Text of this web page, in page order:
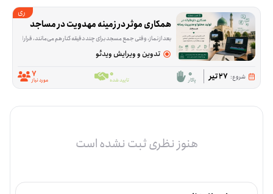
ری
همکاری موثر در زمینه مهدویت در مساجد
بعد از نماز، وقتی جمع مسجد برای چند دقیقه کنار هم می‌مانند، قرار است محتوای کوتاه و قابل فهمی درباره مهدویت پخش شود؛ محتوایی که با ویدئوپروژکتور نمایش داده می‌شود و بین ۳ تا ۱۰ دقیقه زمان می‌گیرد. این فرصت برای اجرای همین برنامه در مسجدها شکل گرفته و داوطلب می‌تواند در هماهنگی، پخش محتوا یا
تدوین و ویرایش ویدئو
شروع: 27 تیر 0پاکار 0
تایید شده 7
مورد نیاز
هنوز نظری ثبت نشده است